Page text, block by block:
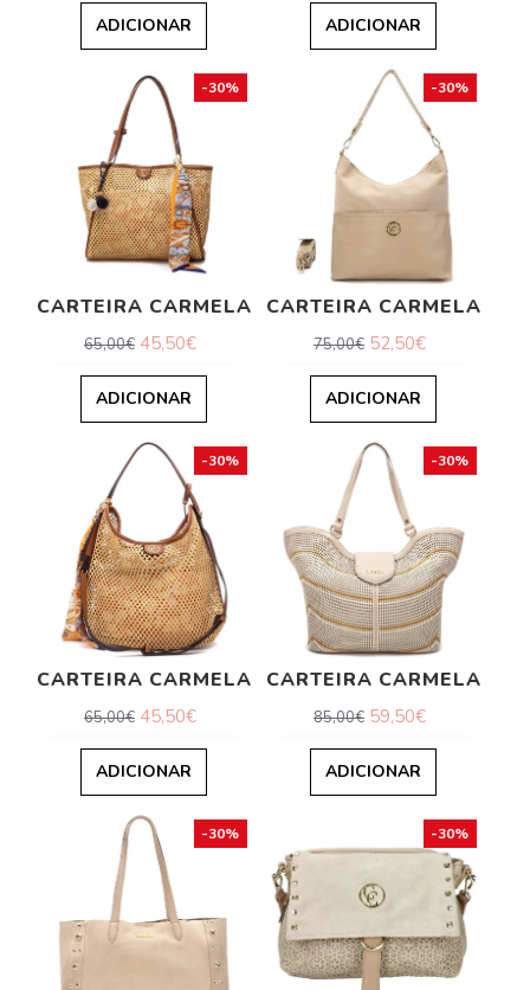
ADICIONAR ADICIONAR
-30%
CARTEIRA CARMELA
65,00€ 45,50€
ADICIONAR
-30%
CARTEIRA CARMELA
75,00€ 52,50€
ADICIONAR
-30%
CARTEIRA CARMELA
65,00€ 45,50€
ADICIONAR
-30%
CARTEIRA CARMELA
85,00€ 59,50€
ADICIONAR
-30% -30%